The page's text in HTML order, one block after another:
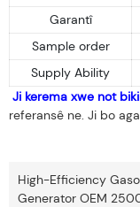
Garantî
Sample order
Supply Ability
Ji kerema xwe not
referansê ne. Ji bo
High-Efficiency
Generator OEM